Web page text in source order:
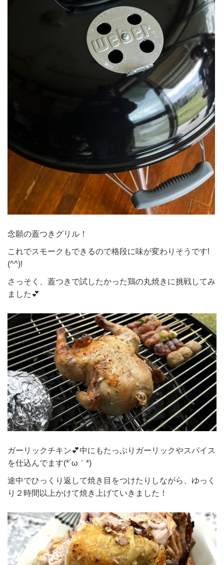
念願の蓋つきグリル！
これでスモークもできるので格段に味が変わりそうです!
(^^)!
さっそく、蓋つきで試したかった鶏の丸焼きに挑戦してみ
ました💕
ガーリックチキン💕中にもたっぷりガーリックやスパイス
を仕込んでます(*´ω｀*)
途中でひっくり返して焼き目をつけたりしながら、ゆっく
り２時間以上かけて焼き上げていきました！